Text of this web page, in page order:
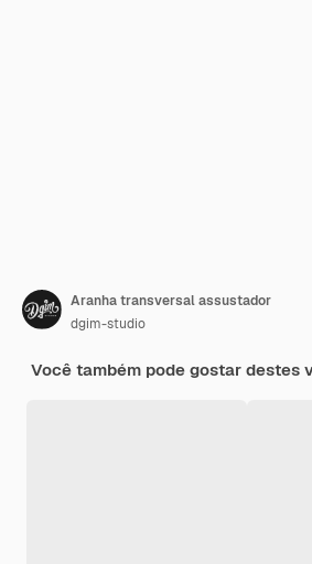
Aranha transversal assustador
dgim-studio
Você também pode gostar destes